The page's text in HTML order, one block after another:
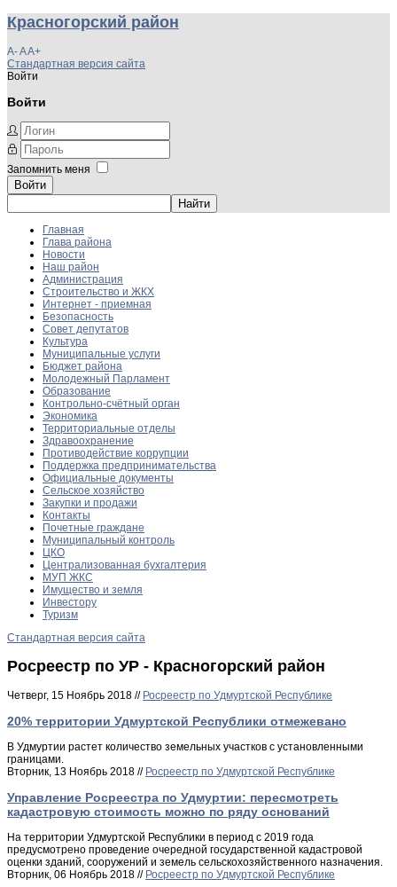
Красногорский район
A-AA+
Стандартная версия сайта
Войти
Войти
Запомнить меня
Войти
Главная
Глава района
Новости
Наш район
Администрация
Строительство и ЖКХ
Интернет - приемная
Безопасность
Совет депутатов
Культура
Муниципальные услуги
Бюджет района
Молодежный Парламент
Образование
Контрольно-счётный орган
Экономика
Территориальные отделы
Здравоохранение
Противодействие коррупции
Поддержка предпринимательства
Официальные документы
Сельское хозяйство
Закупки и продажи
Контакты
Почетные граждане
Муниципальный контроль
ЦКО
Централизованная бухгалтерия
МУП ЖКС
Имущество и земля
Инвестору
Туризм
Стандартная версия сайта
Росреестр по УР - Красногорский район
Четверг, 15 Ноябрь 2018 // Росреестр по Удмуртской Республике
20% территории Удмуртской Республики отмежевано
В Удмуртии растет количество земельных участков с установленными
границами.
Вторник, 13 Ноябрь 2018 // Росреестр по Удмуртской Республике
Управление Росреестра по Удмуртии: пересмотреть
кадастровую стоимость можно по ряду оснований
На территории Удмуртской Республики в период с 2019 года
предусмотрено проведение очередной государственной кадастровой
оценки зданий, сооружений и земель сельскохозяйственного назначения.
Вторник, 06 Ноябрь 2018 // Росреестр по Удмуртской Республике